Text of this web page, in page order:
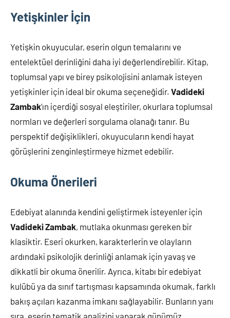
Yetişkinler İçin
Yetişkin okuyucular, eserin olgun temalarını ve
entelektüel derinliğini daha iyi değerlendirebilir. Kitap,
toplumsal yapı ve birey psikolojisini anlamak isteyen
yetişkinler için ideal bir okuma seçeneğidir. Vadideki
Zambak’ın içerdiği sosyal eleştiriler, okurlara toplumsal
normları ve değerleri sorgulama olanağı tanır. Bu
perspektif değişiklikleri, okuyucuların kendi hayat
görüşlerini zenginleştirmeye hizmet edebilir.
Okuma Önerileri
Edebiyat alanında kendini geliştirmek isteyenler için
Vadideki Zambak, mutlaka okunması gereken bir
klasiktir. Eseri okurken, karakterlerin ve olayların
ardındaki psikolojik derinliği anlamak için yavaş ve
dikkatli bir okuma önerilir. Ayrıca, kitabı bir edebiyat
kulübü ya da sınıf tartışması kapsamında okumak, farklı
bakış açıları kazanma imkanı sağlayabilir. Bunların yanı
sıra, eserin tematik analizini yaparak günümüz